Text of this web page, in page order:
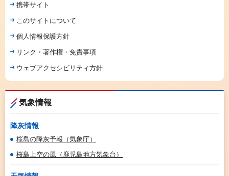
携帯サイト
このサイトについて
個人情報保護方針
リンク・著作権・免責事項
ウェブアクセシビリティ方針
気象情報
降灰情報
桜島の降灰予報（気象庁）
桜島上空の風（鹿児島地方気象台）